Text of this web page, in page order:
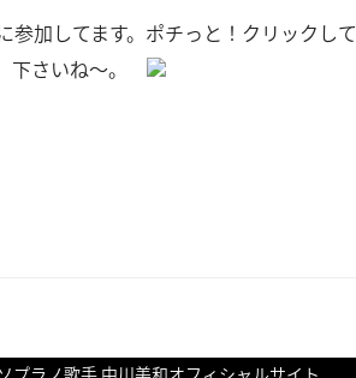
参加してます。ポチっと！クリックして
下さいね～。
ソプラノ歌手 中川美和オフィシャルサイト